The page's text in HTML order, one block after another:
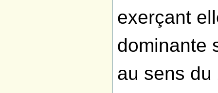
exerçant
dominante
au sens du